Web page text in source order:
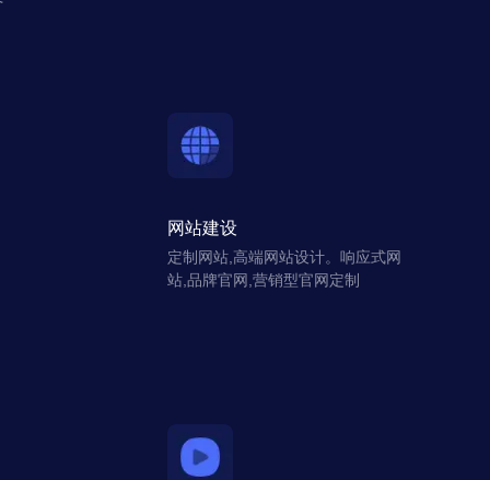
网站建设
定制网站,高端网站设计。响应式网
站,品牌官网,营销型官网定制